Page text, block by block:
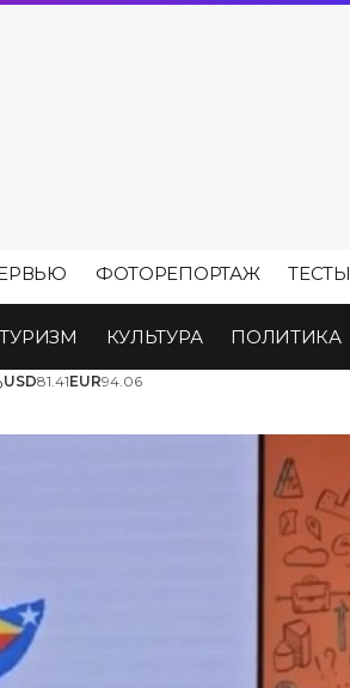
ФОТОРЕПОРТАЖ ТЕСТЫ
ТУРИЗМ КУЛЬТУРА ПОЛИТИКА
USD81.41EUR94.06